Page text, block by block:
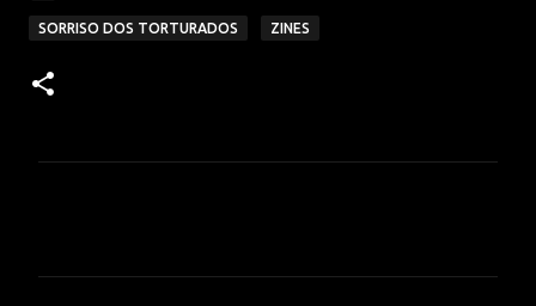
SORRISO DOS TORTURADOS ZINES